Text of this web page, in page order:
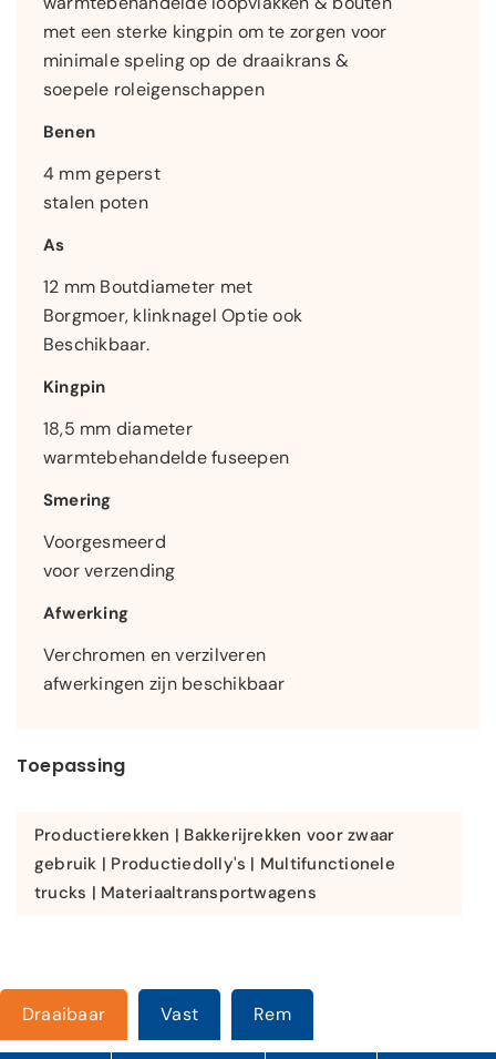
met een sterke kingpin om te zorgen voor
minimale speling op de draaikrans &
soepele roleigenschappen
Benen
4 mm geperst
stalen poten
As
12 mm Boutdiameter met
Borgmoer, klinknagel Optie ook
Beschikbaar.
Kingpin
18,5 mm diameter
warmtebehandelde fuseepen
Smering
Voorgesmeerd
voor verzending
Afwerking
Verchromen en verzilveren
afwerkingen zijn beschikbaar
Toepassing
Productierekken | Bakkerijrekken voor zwaar
gebruik | Productiedolly's | Multifunctionele
trucks | Materiaaltransportwagens
Draaibaar Vast Rem